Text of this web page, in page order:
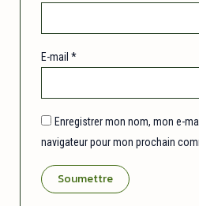
E-mail*
Enregistrer mon nom, mon e-
navigateur pour mon prochain